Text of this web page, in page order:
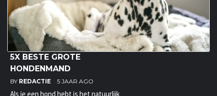
5X BESTE GROTE
HONDENMAND
BY REDACTIE 5 JAAR AGO
Als je een hond hebt is het natuurlijk